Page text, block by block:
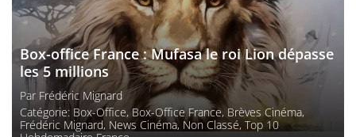
Les disparus
Les acteurs
Les actrices
Les réalisateurs
Box-office France : Mufasa le roi Lion dépasse
les 5 millions
Par Frédéric Mignard
Catégorie: Box-Office, Box-Office France, Brèves Cinéma,
Frédéric Mignard, News Cinéma, Non Classé, Top 10